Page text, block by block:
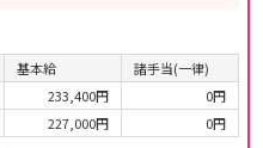
基本給
諸手当(一律)
233,400円
0円
227,000円 0円